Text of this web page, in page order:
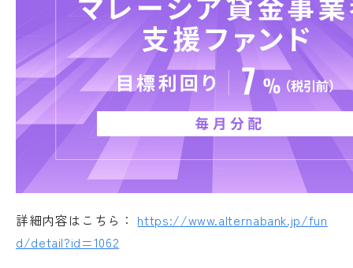
詳細内容はこちら： https://www.alternabank.jp/fun
d/detail?id=1062